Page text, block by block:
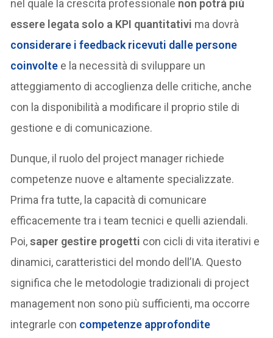
nel quale la crescita professionale non potrà più
essere legata solo a KPI quantitativi ma dovrà
considerare i feedback ricevuti dalle persone
coinvolte e la necessità di sviluppare un
atteggiamento di accoglienza delle critiche, anche
con la disponibilità a modificare il proprio stile di
gestione e di comunicazione.
Dunque, il ruolo del project manager richiede
competenze nuove e altamente specializzate.
Prima fra tutte, la capacità di comunicare
efficacemente tra i team tecnici e quelli aziendali.
Poi,saper gestire progetti con cicli di vita iterativi e
dinamici, caratteristici del mondo dell’IA. Questo
significa che le metodologie tradizionali di project
management non sono più sufficienti, ma occorre
integrarle con competenze approfondite